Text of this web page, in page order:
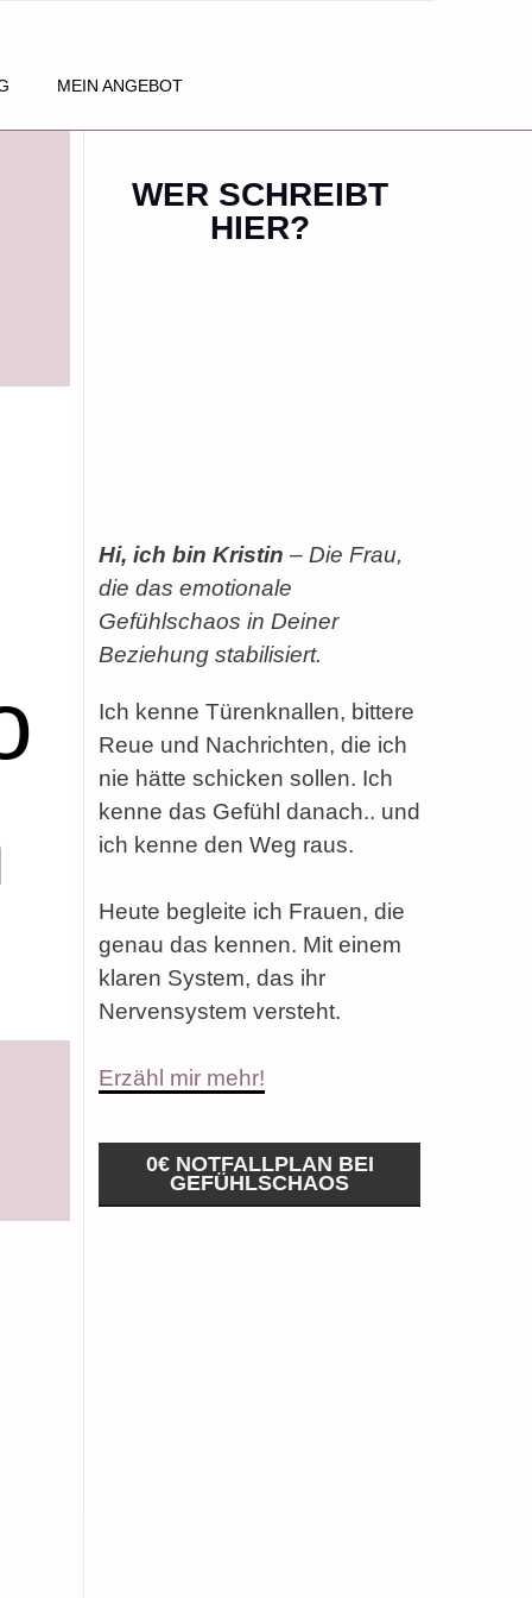
MEIN ANGEBOT
WER SCHREIBT
HIER?
Hi, ich bin Kristin – Die Frau,
die das emotionale
Gefühlschaos in Deiner
Beziehung stabilisiert.
Ich kenne Türenknallen, bittere
Reue und Nachrichten, die ich
nie hätte schicken sollen. Ich
kenne das Gefühl danach.. und
ich kenne den Weg raus.
Heute begleite ich Frauen, die
genau das kennen. Mit einem
klaren System, das ihr
Nervensystem versteht.
Erzähl mir mehr!
0€ NOTFALLPLAN BEI
GEFÜHLSCHAOS